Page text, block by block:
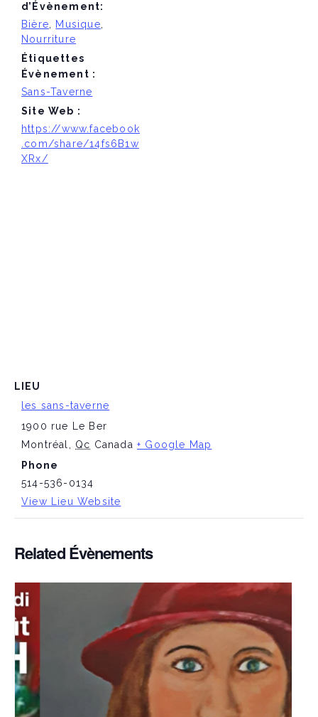
d’Évènement:
Bière
Musique
Nourriture
Étiquettes
Évènement :
Sans-Taverne
Site Web :
https://www.facebook
.com/share/14fs6B1w
XRx/
LIEU
les sans-taverne
1900 rue Le Ber
Montréal
Qc Canada + Google Map
Phone
514-536-0134
View Lieu Website
Related Évènements